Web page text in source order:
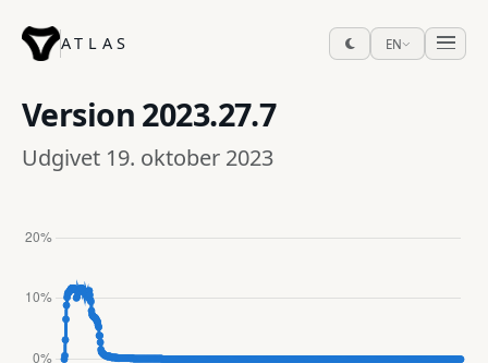
ATLAS EN
Version 2023.27.7
Udgivet 19. oktober 2023